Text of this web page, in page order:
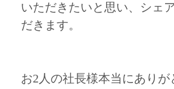
いただきたいと思い、シェ
だきます。
お2人の社長様本当にありが